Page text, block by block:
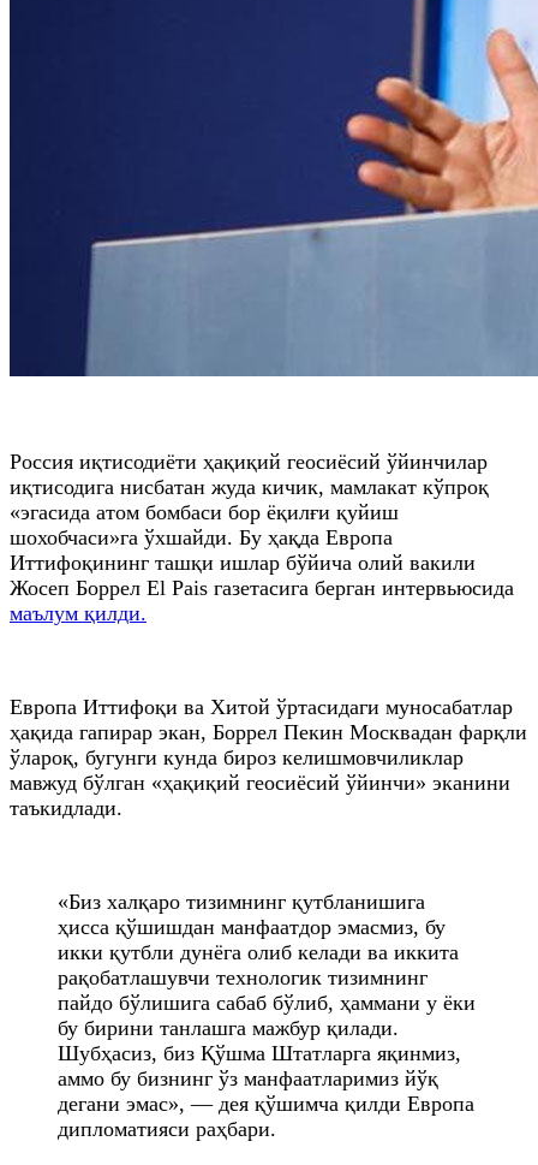
Россия иқтисодиёти ҳақиқий геосиёсий ўйинчилар
иқтисодига нисбатан жуда кичик, мамлакат кўпроқ
«эгасида атом бомбаси бор ёқилғи қуйиш
шохобчаси»га ўхшайди. Бу ҳақда Европа
Иттифоқининг ташқи ишлар бўйича олий вакили
Жосеп Боррел El Pais газетасига берган интервьюсида
маълум қилди.
Европа Иттифоқи ва Хитой ўртасидаги муносабатлар
ҳақида гапирар экан, Боррел Пекин Москвадан фарқли
ўлароқ, бугунги кунда бироз келишмовчиликлар
мавжуд бўлган «ҳақиқий геосиёсий ўйинчи» эканини
таъкидлади.
«Биз халқаро тизимнинг қутбланишига
ҳисса қўшишдан манфаатдор эмасмиз, бу
икки қутбли дунёга олиб келади ва иккита
рақобатлашувчи технологик тизимнинг
пайдо бўлишига сабаб бўлиб, ҳаммани у ёки
бу бирини танлашга мажбур қилади.
Шубҳасиз, биз Қўшма Штатларга яқинмиз,
аммо бу бизнинг ўз манфаатларимиз йўқ
дегани эмас», — дея қўшимча қилди Европа
дипломатияси раҳбари.